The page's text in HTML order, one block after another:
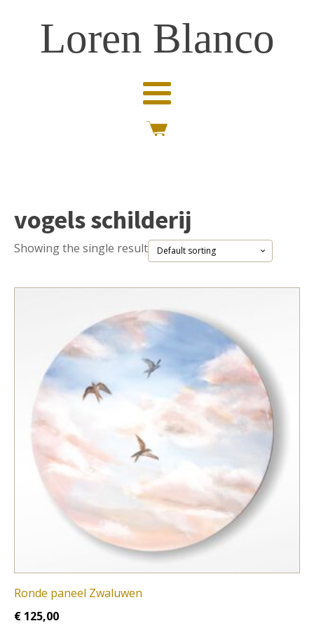
Loren Blanco
vogels schilderij
Showing the single result
Ronde paneel Zwaluwen
€ 125,00